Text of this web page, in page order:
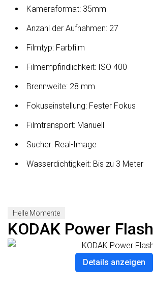
Kameraformat: 35mm
Anzahl der Aufnahmen: 27
Filmtyp: Farbfilm
Filmempfindlichkeit: ISO 400
Brennweite: 28 mm
Fokuseinstellung: Fester Fokus
Filmtransport: Manuell
Sucher: Real-Image
Wasserdichtigkeit: Bis zu 3 Meter
Helle Momente
KODAK Power Flash
Details anzeigen